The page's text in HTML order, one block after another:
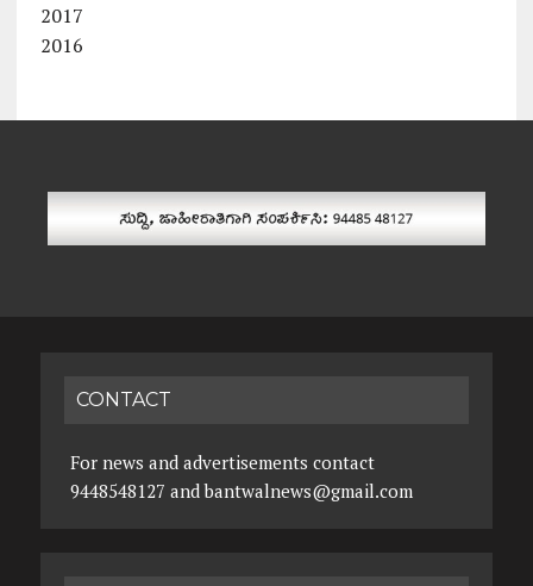
2017
2016
CONTACT
For news and advertisements contact
9448548127 and bantwalnews@gmail.com